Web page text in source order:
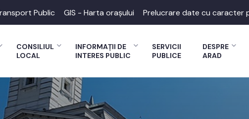
Public GIS - Harta orașului Prelucrare date cu caracter
CONSILIUL
LOCAL
INFORMAȚII DE
INTERES PUBLIC
SERVICII
PUBLICE
DESPRE
ARAD